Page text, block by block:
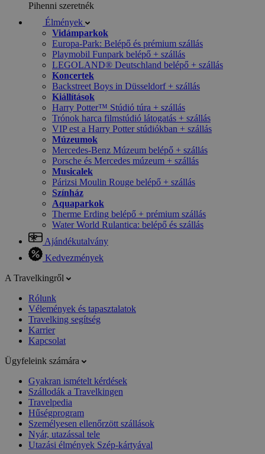
Pihenni szeretnék
Élmények
Vidámparkok
Europa-Park: Belépő és prémium szállás
Playmobil Funpark belépő + szállás
LEGOLAND® Deutschland belépő + szállás
Koncertek
Backstreet Boys in Düsseldorf + szállás
Kiállítások
Harry Potter™ Stúdió túra + szállás
Trónok harca filmstúdió látogatás + szállás
VIP est a Harry Potter stúdiókban + szállás
Múzeumok
Mercedes-Benz Múzeum belépő + szállás
Porsche és Mercedes múzeum + szállás
Musicalek
Párizsi Moulin Rouge belépő + szállás
Színház
Aquaparkok
Therme Erding belépő + prémium szállás
Water World Rulantica: belépő és szállás
Ajándékutalvány
Kedvezmények
A Travelkingről
Rólunk
Vélemények és tapasztalatok
Travelking segítség
Karrier
Kapcsolat
Ügyfeleink számára
Gyakran ismételt kérdések
Szállodák a Travelkingen
Travelpedia
Hűségprogram
Személyesen ellenőrzött szállások
Nyár, utazással tele
Utazási élmények Szép-kártyával